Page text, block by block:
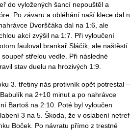
do vyložených šancí nepouštěl a
Po závaru a obléhání naší klece dal
Dvorščáka dal na 1:6, ale
akcí zvýšil na 1:7. Při vyloučení
fauloval brankař Sláčík, ale naštěstí
střelou vedle. Při následné
stav duelu na hrozivých 1:9.
3. třetiny nás protivník opět potrestal –
na 2+10 minut a po nahrávce
Bartoš na 2:10. Poté byl vyloučen
3 na 5. Škoda, že v oslabení
Boček. Po návratu přímo z trestné